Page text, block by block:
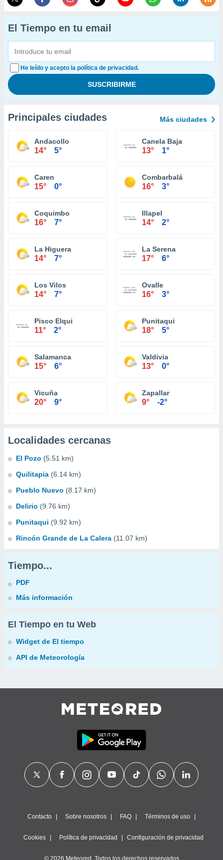
El Tiempo en tu email
He leído y acepto la política de privacidad.
Principales ciudades Más ciudades
Andacollo
14° 5°
Canela Baja
13° 1°
Caren
15° 0°
Combarbalá
16° 3°
Coquimbo
16° 7°
Illapel
14° 2°
La Higuera
14° 7°
La Serena
17° 6°
Los Vilos
14° 7°
Ovalle
16° 3°
Pisco Elqui
11° 2°
Punitaqui
18° 5°
Salamanca
15° 6°
Valdivia
13° 0°
Vicuña
20° 9°
Zapallar
9° -2°
Localidades cercanas
El Pozo (5.51 km)
Quilitapia (6.14 km)
Pueblo Nuevo (8.17 km)
Delirio (9.76 km)
Punitaqui (9.92 km)
Rincón Grande de La Calera (11.07 km)
Tiempo...
PDF
Más información
El Tiempo en tu Web
Widget de El tiempo
API de Meteorología
Contacto Sobre nosotros FAQ Términos de uso
Cookies Política de privacidad Configuración de privacidad
© 2026 Meteored. Todos los derechos reservados